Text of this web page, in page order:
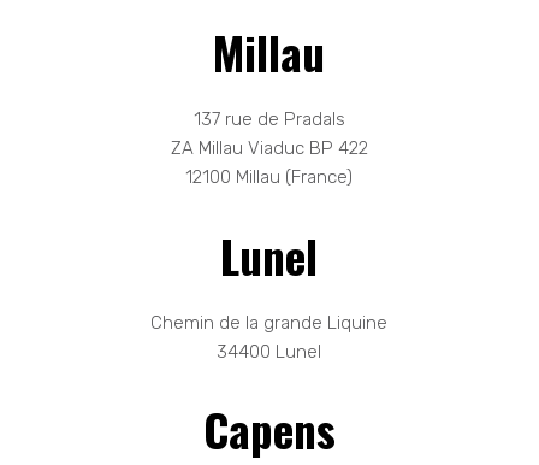
Millau
137 rue de Pradals
ZA Millau Viaduc BP 422
12100 Millau (France)
Lunel
Chemin de la grande Liquine
34400 Lunel
Capens